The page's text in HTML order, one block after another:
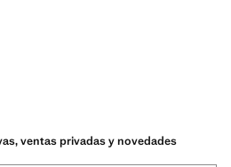
ventas privadas y novedades